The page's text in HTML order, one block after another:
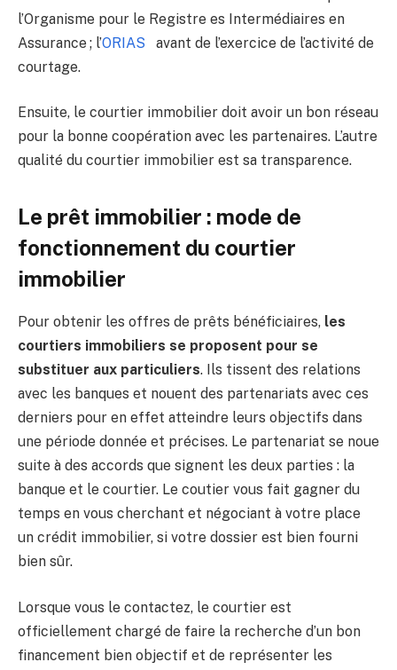
l’Organisme pour le Registre es Intermédiaires en
Assurance ; l’ORIAS avant de l’exercice de l’activité de
courtage.
Ensuite, le courtier immobilier doit avoir un bon réseau
pour la bonne coopération avec les partenaires. L’autre
qualité du courtier immobilier est sa transparence.
Le prêt immobilier : mode de
fonctionnement du courtier
immobilier
Pour obtenir les offres de prêts bénéficiaires, les
courtiers immobiliers se proposent pour se
substituer aux particuliers. Ils tissent des relations
avec les banques et nouent des partenariats avec ces
derniers pour en effet atteindre leurs objectifs dans
une période donnée et précises. Le partenariat se noue
suite à des accords que signent les deux parties : la
banque et le courtier. Le coutier vous fait gagner du
temps en vous cherchant et négociant à votre place
un crédit immobilier, si votre dossier est bien fourni
bien sûr.
Lorsque vous le contactez, le courtier est
officiellement chargé de faire la recherche d’un bon
financement bien objectif et de représenter les